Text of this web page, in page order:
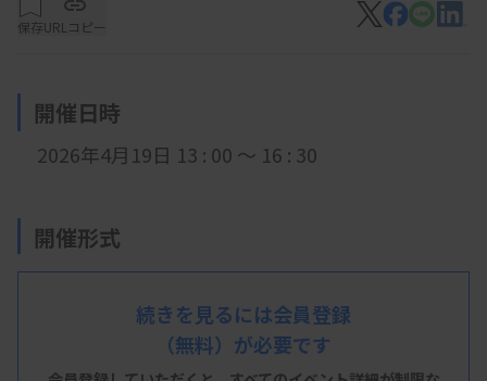
保存URLコピー
開催日時
2026年4月19日 13 : 00 ～ 16 : 30
開催形式
現地開催
続きを見るには会員登録
（無料）が必要です